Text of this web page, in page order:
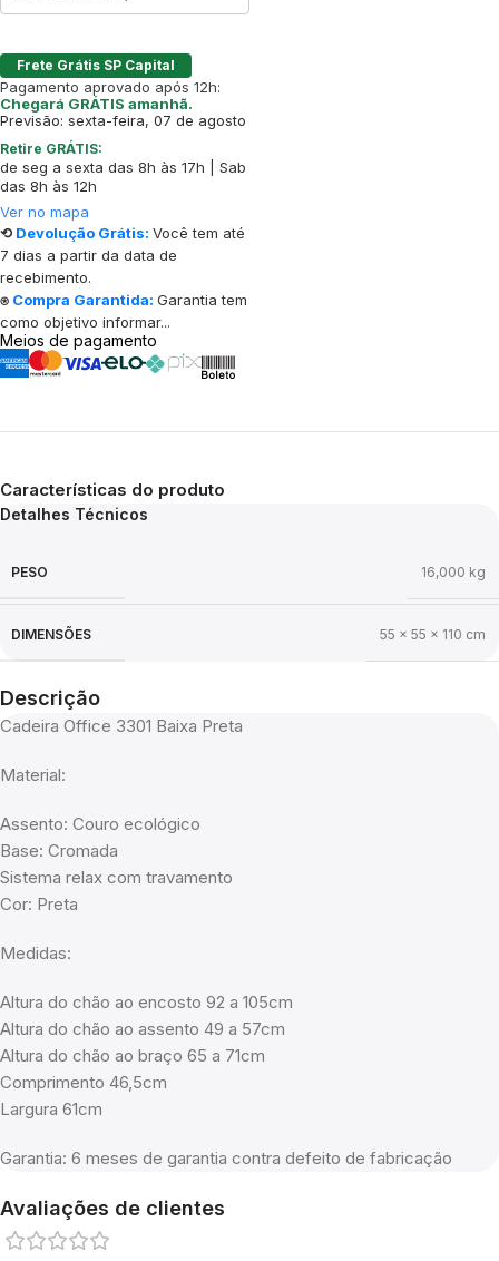
Frete Grátis SP Capital
Pagamento aprovado após 12h:
Chegará GRÁTIS amanhã.
Previsão: sexta-feira, 07 de agosto
Retire GRÁTIS:
de seg a sexta das 8h às 17h | Sab
das 8h às 12h
Ver no mapa
⟲ Devolução Grátis: Você tem até
7 dias a partir da data de
recebimento.
⍟ Compra Garantida: Garantia tem
como objetivo informar...
Meios de pagamento
Características do produto
Detalhes Técnicos
PESO 16,000 kg
DIMENSÕES 55 × 55 × 110 cm
Descrição
Cadeira Office 3301 Baixa Preta
Material:
Assento: Couro ecológico
Base: Cromada
Sistema relax com travamento
Cor: Preta
Medidas:
Altura do chão ao encosto 92 a 105cm
Altura do chão ao assento 49 a 57cm
Altura do chão ao braço 65 a 71cm
Comprimento 46,5cm
Largura 61cm
Garantia: 6 meses de garantia contra defeito de fabricação
Avaliações de clientes